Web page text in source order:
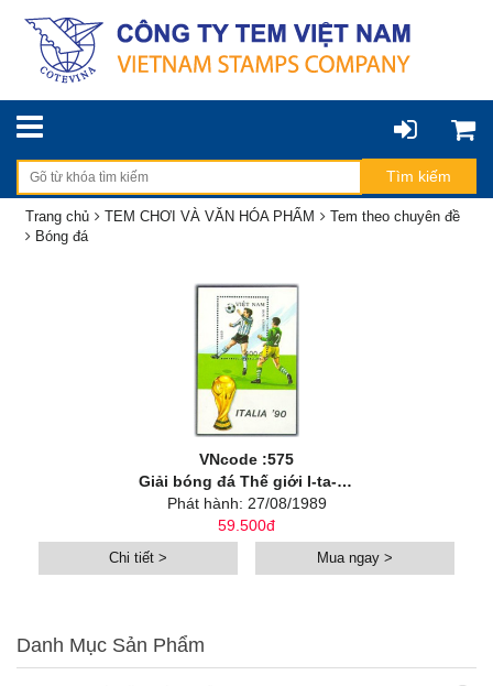
Trang chủ TEM CHƠI VÀ VĂN HÓA PHẨM
Tem theo chuyên đề
Bóng đá
VNcode :575
Giải bóng đá Thế giới I-ta-li-a ‘90 (bộ 1)
Phát hành: 27/08/1989
59.500đ
Chi tiết > Mua ngay >
Danh Mục Sản Phẩm